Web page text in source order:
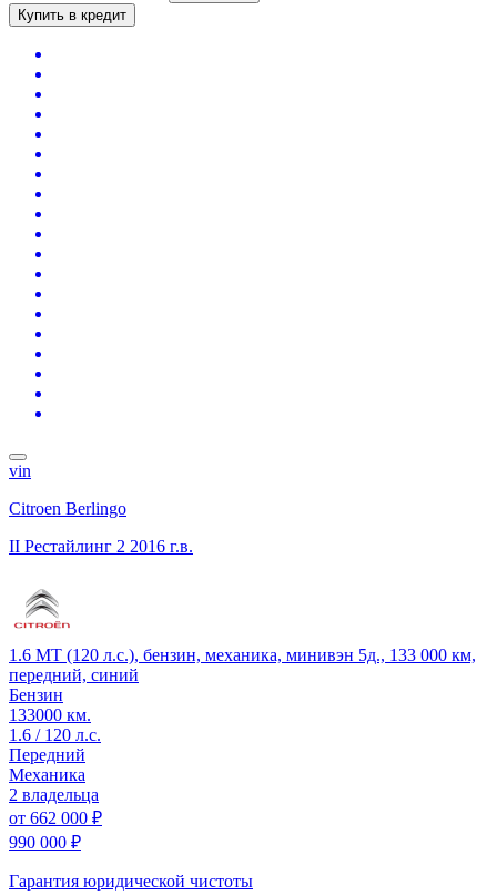
Купить в кредит
vin
Citroen Berlingo
II Рестайлинг 2 2016 г.в.
1.6 MT (120 л.с.), бензин, механика, минивэн 5д., 133 000 км,
передний, синий
Бензин
133000 км.
1.6 / 120 л.с.
Передний
Механика
2 владельца
от 662 000 ₽
990 000 ₽
Гарантия юридической чистоты